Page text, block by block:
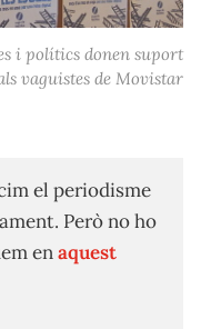
i polítics donen suport
vaguistes de Movistar
el periodisme
Però no ho
enaquest